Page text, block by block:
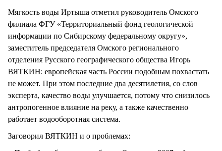
Мягкость воды Иртыша отметил руководитель Омского
филиала ФГУ «Территориальный фонд геологической
информации по Сибирскому федеральному округу»,
заместитель председателя Омского регионального
отделения Русского географического общества Игорь
ВЯТКИН: европейская часть России подобным похвастать
не может. При этом последние два десятилетия, со слов
эксперта, качество воды улучшается, потому что снизилось
антропогенное влияние на реку, а также качественно
работает водооборотная система.
Заговорил ВЯТКИН и о проблемах: